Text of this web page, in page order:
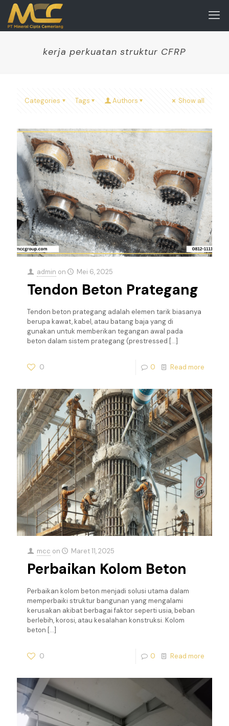
kerja perkuatan struktur CFRP
Categories Tags Authors Show all
admin on Mei 6, 2025
Tendon Beton Prategang
Tendon beton prategang adalah elemen tarik biasanya
berupa kawat, kabel, atau batang baja yang di
gunakan untuk memberikan tegangan awal pada
beton dalam sistem prategang (prestressed […]
0 0 Read more
mcc on Maret 11, 2025
Perbaikan Kolom Beton
Perbaikan kolom beton menjadi solusi utama dalam
memperbaiki struktur bangunan yang mengalami
kerusakan akibat berbagai faktor seperti usia, beban
berlebih, korosi, atau kesalahan konstruksi. Kolom
beton […]
0 0 Read more